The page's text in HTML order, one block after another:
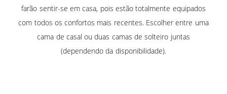
farão sentir-se em casa, pois estão totalmente equipados
com todos os confortos mais recentes. Escolher entre uma
cama de casal ou duas camas de solteiro juntas
(dependendo da disponibilidade).